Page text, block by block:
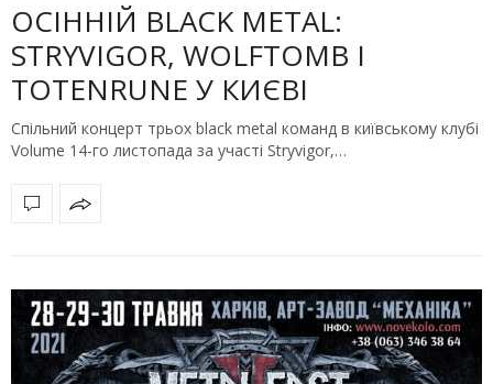
ОСІННІЙ BLACK METAL:
STRYVIGOR, WOLFTOMB І
TOTENRUNE У КИЄВІ
Спільний концерт трьох black metal команд в київському клубі
Volume 14-го листопада за участі Stryvigor,…